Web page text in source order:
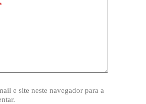
e site neste navegador para a